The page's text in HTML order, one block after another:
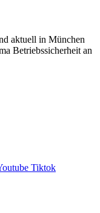
aktuell in München
Betriebssicherheit an
Tiktok